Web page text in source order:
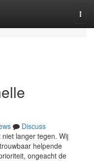
Discuss
langer tegen. Wij
helpende
ongeacht de